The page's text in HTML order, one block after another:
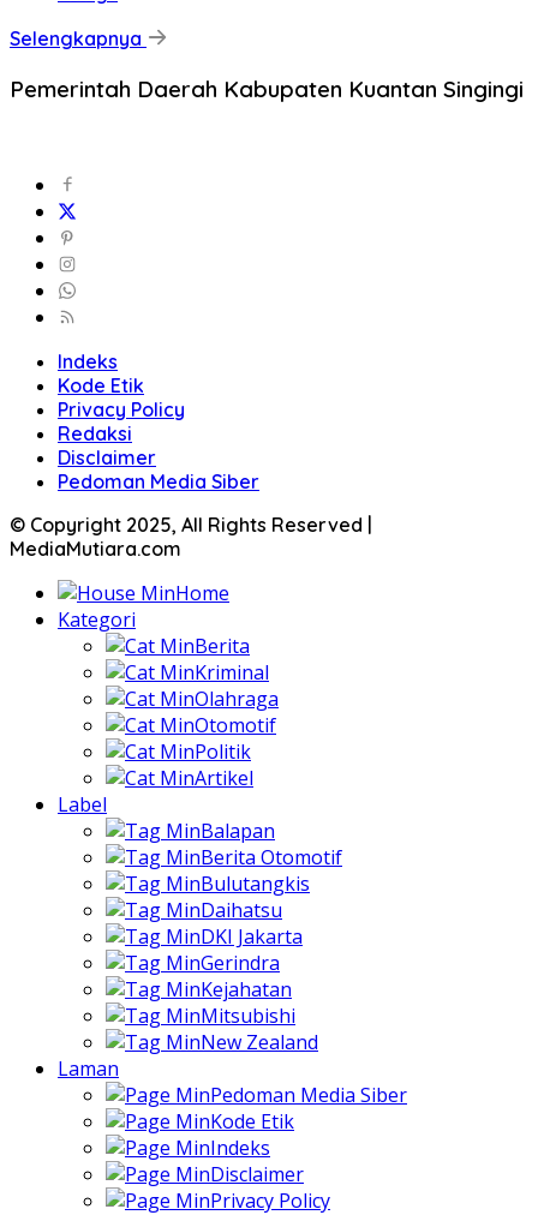
Selengkapnya
Pemerintah Daerah Kabupaten Kuantan Singingi
Indeks
Kode Etik
Privacy Policy
Redaksi
Disclaimer
Pedoman Media Siber
© Copyright 2025, All Rights Reserved |
MediaMutiara.com
Home
Kategori
Berita
Kriminal
Olahraga
Otomotif
Politik
Artikel
Label
Balapan
Berita Otomotif
Bulutangkis
Daihatsu
DKI Jakarta
Gerindra
Kejahatan
Mitsubishi
New Zealand
Laman
Pedoman Media Siber
Kode Etik
Indeks
Disclaimer
Privacy Policy